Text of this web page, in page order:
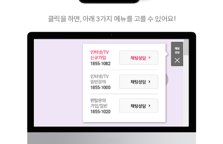
클릭을 하면, 아래 3가지 메뉴를 고를 수 있어요!